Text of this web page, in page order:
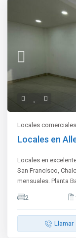
Locales
Locales en
Locales en
San Francisco,
mensuales. Planta
2
Llamar